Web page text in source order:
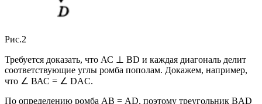
Рис.2
Требуется доказать, что АС ⊥ BD и каждая диагональ делит
соответствующие углы ромба пополам. Докажем, например,
что ∠ ВАС = ∠ DAC.
По определению ромба АВ = AD, поэтому треугольник BAD